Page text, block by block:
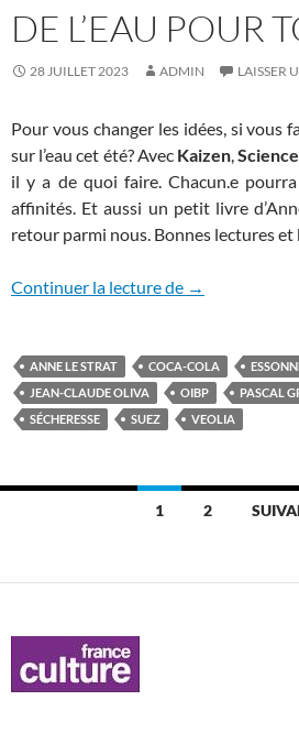
DE L’EAU POUR
28 JUILLET 2023 ADMIN LAISSER
Pour vous changer les idées, si vous
sur l’eau cet été? Avec Kaizen,
il y a de quoi faire. Chacun.e
affinités. Et aussi un petit livre
retour parmi nous. Bonnes lectures et
Continuer la lecture de De l’eau pour
→
ANNE LE STRAT COCA-COLA
JEAN-CLAUDE OLIVA
OIBP PASCAL
SÉCHERESSE
SUEZ VEOLIA
articles
1 2